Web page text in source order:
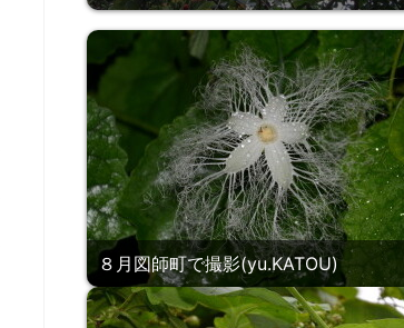
８月図師町で撮影(yu.KATOU)